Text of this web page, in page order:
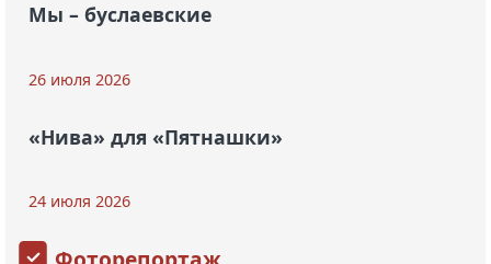
Мы – буслаевские
26 июля 2026
«Нива» для «Пятнашки»
24 июля 2026